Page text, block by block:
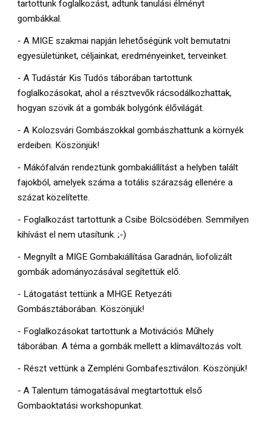
tartottunk foglalkozást, adtunk tanulási élményt
gombákkal.
- A MIGE szakmai napján lehetőségünk volt bemutatni
egyesületünket, céljainkat, eredményeinket, terveinket.
- A Tudástár Kis Tudós táborában tartottunk
foglalkozásokat, ahol a résztvevők rácsodálkozhattak,
hogyan szövik át a gombák bolygónk élővilágát.
- A Kolozsvári Gombászokkal gombászhattunk a környék
erdeiben. Köszönjük!
- Mákófalván rendeztünk gombakiállítást a helyben talált
fajokból, amelyek száma a totális szárazság ellenére a
százat közelítette.
- Foglalkozást tartottunk a Csibe Bölcsödében. Semmilyen
kihívást el nem utasítunk. ;-)
- Megnyílt a MIGE Gombakiállítása Garadnán, liofolizált
gombák adományozásával segítettük elő.
- Látogatást tettünk a MHGE Retyezáti
Gombásztáborában. Köszönjük!
- Foglalkozásokat tartottunk a Motivációs Műhely
táborában. A téma a gombák mellett a klímaváltozás volt.
- Részt vettünk a Zempléni Gombafesztiválon. Köszönjük!
- A Talentum támogatásával megtartottuk első
Gombaoktatási workshopunkat.